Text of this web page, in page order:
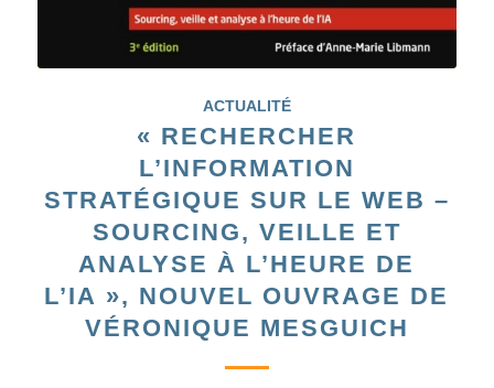
ACTUALITÉ
« RECHERCHER
L’INFORMATION
STRATÉGIQUE SUR LE WEB –
SOURCING, VEILLE ET
ANALYSE À L’HEURE DE
L’IA », NOUVEL OUVRAGE DE
VÉRONIQUE MESGUICH